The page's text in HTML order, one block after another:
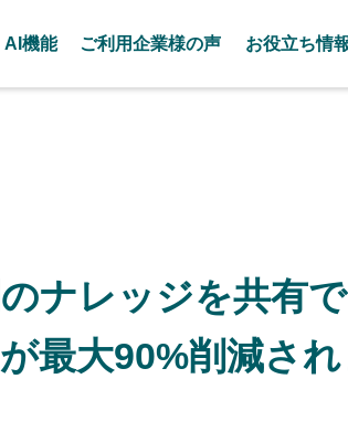
AI機能 ご利用企業様の声 お役立ち情
ナレッジを共有
最大90%削減され